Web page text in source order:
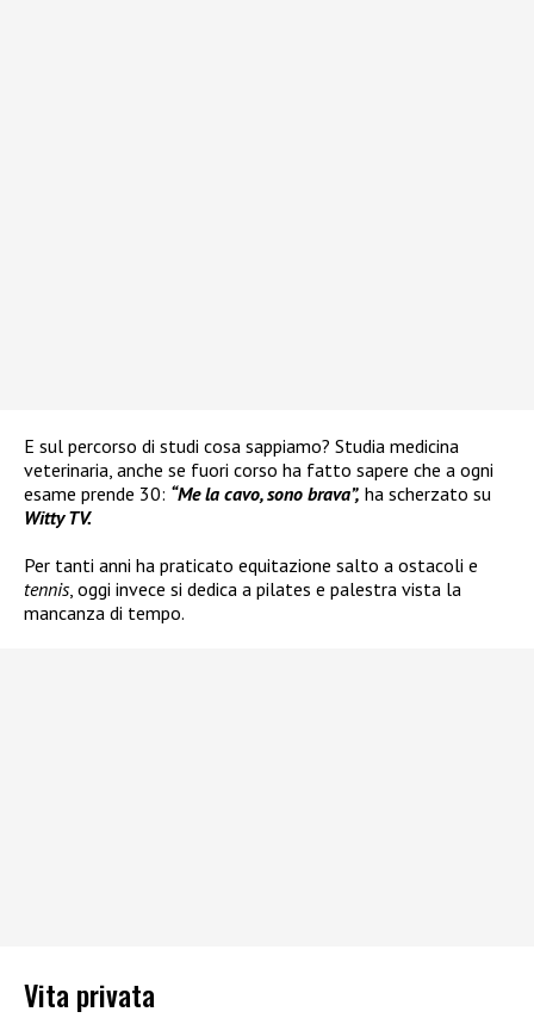
E sul percorso di studi cosa sappiamo? Studia medicina
veterinaria, anche se fuori corso ha fatto sapere che a ogni
esame prende 30: “Me la cavo, sono brava”, ha scherzato su
Witty TV.
Per tanti anni ha praticato equitazione salto a ostacoli e
tennis, oggi invece si dedica a pilates e palestra vista la
mancanza di tempo.
Vita privata